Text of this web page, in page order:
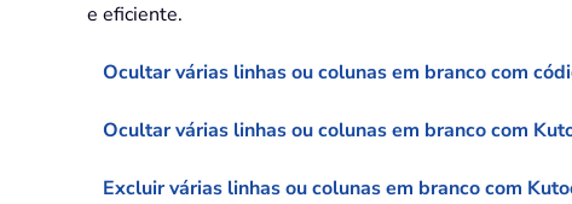
e eficiente.
Ocultar várias linhas ou colunas em branco com
Ocultar várias linhas ou colunas em branco com
Excluir várias linhas ou colunas em branco com